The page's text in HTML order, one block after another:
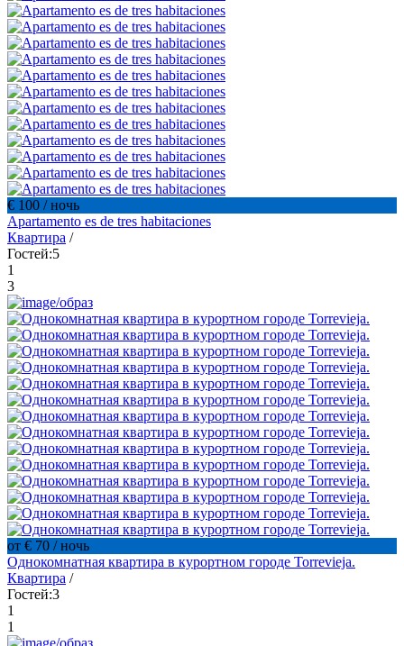
€ 100 / ночь
Apartamento es de tres habitaciones
Квартира /
Гостей:5
1
3
от € 70 / ночь
Однокомнатная квартира в курортном городе Torrevieja.
Квартира /
Гостей:3
1
1